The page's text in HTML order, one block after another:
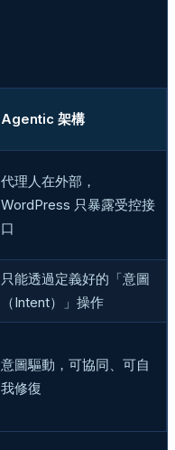
Agentic 架構
代理人在外部，
WordPress 只暴露受控接
口
只能透過定義好的「意圖
（Intent）」操作
意圖驅動，可協同、可自
我修復